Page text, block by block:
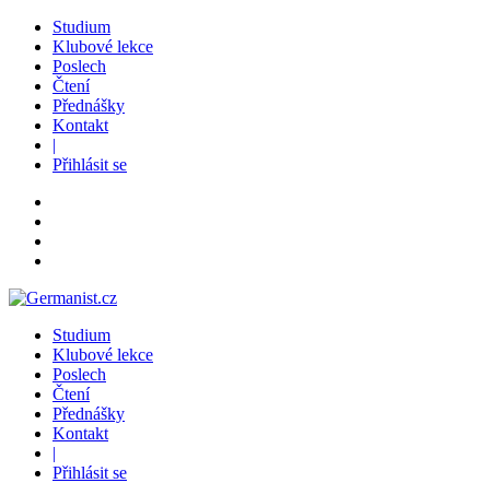
Studium
Klubové lekce
Poslech
Čtení
Přednášky
Kontakt
|
Přihlásit se
Studium
Klubové lekce
Poslech
Čtení
Přednášky
Kontakt
|
Přihlásit se